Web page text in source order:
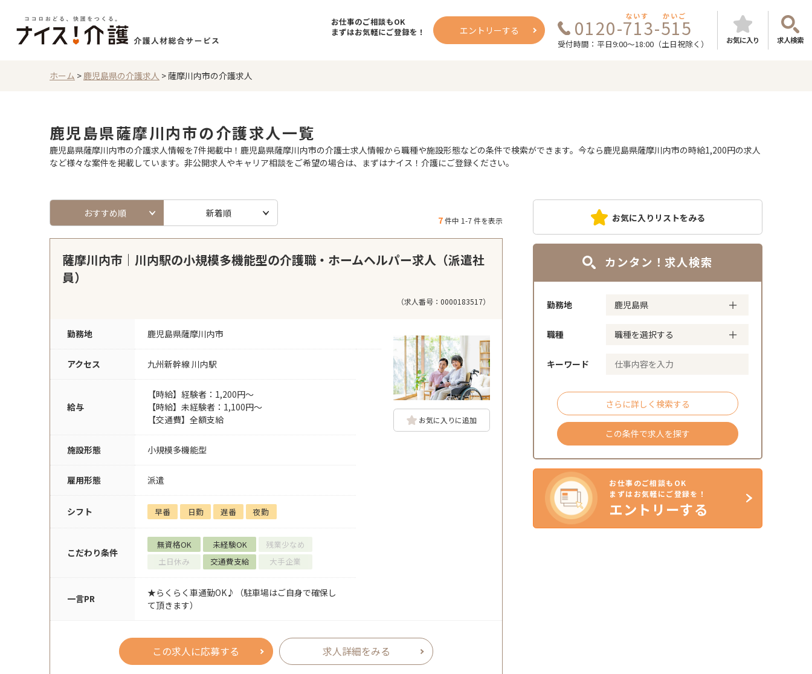
お仕事のご相談もOK
まずはお気軽にご登録を！
エントリーする 0120-713-515
ないす かいご
受付時間：平日9:00～18:00（土日祝除く） お気に入り 求人検索
ホーム >鹿児島県の介護求人 >薩摩川内市の介護求人
鹿児島県薩摩川内市の介護求人一覧
鹿児島県薩摩川内市の介護求人情報を7件掲載中！鹿児島県薩摩川内市の介護士求人情報から職種や施設形態などの条件で検索ができます。今なら鹿児島県薩摩川内市の時給1,200円の求人
など様々な案件を掲載しています。非公開求人やキャリア相談をご希望の場合は、まずはナイス！介護にご登録ください。
7件中 1-7 件を表示
おすすめ順 新着順
薩摩川内市｜川内駅の小規模多機能型の介護職・ホームヘルパー求人（派遣社
員）
（求人番号：0000183517）
勤務地 鹿児島県薩摩川内市
アクセス 九州新幹線 川内駅
給与
【時給】経験者：1,200円～
【時給】未経験者：1,100円～
【交通費】全額支給
施設形態 小規模多機能型
雇用形態 派遣
シフト 早番 日勤 遅番 夜勤
こだわり条件
無資格OK 未経験OK
残業少なめ
土日休み
交通費支給 大手企業
一言PR
★らくらく車通勤OK♪（駐車場はご自身で確保し
て頂きます）
お気に入りに追加
この求人に応募する 求人詳細をみる
お気に入りリストをみる
カンタン！求人検索
勤務地
職種
キーワード
さらに詳しく検索する
この条件で求人を探す
お仕事のご相談もOK
まずはお気軽にご登録を！
エントリーする